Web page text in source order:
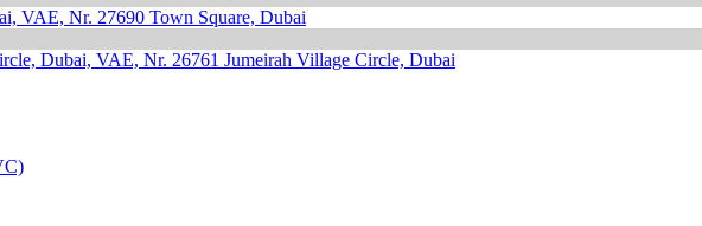
VAE, Nr. 27690 Town Square, Dubai
Dubai, VAE, Nr. 26761 Jumeirah Village Circle, Dubai